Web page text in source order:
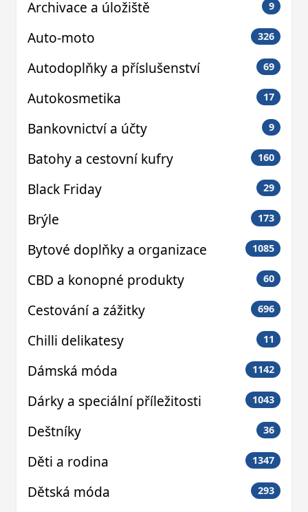
Archivace a úložiště 9
Auto-moto 326
Autodoplňky a příslušenství 69
Autokosmetika 17
Bankovnictví a účty 9
Batohy a cestovní kufry 160
Black Friday 29
Brýle 173
Bytové doplňky a organizace 1085
CBD a konopné produkty 60
Cestování a zážitky 696
Chilli delikatesy 11
Dámská móda 1142
Dárky a speciální příležitosti 1043
Deštníky 36
Děti a rodina 1347
Dětská móda 293